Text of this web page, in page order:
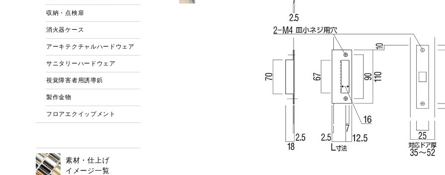
収納・点検扉
消火器ケース
アーキテクチャルハードウェア
サニタリーハードウェア
視覚障害者用誘導鋲
製作金物
フロアエクイップメント
素材・仕上げ
イメージ一覧